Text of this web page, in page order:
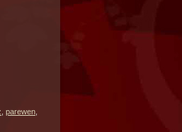
parewen